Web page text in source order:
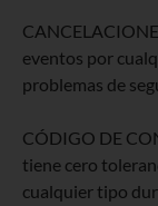
eventos por
problemas de
CÓDIGO DE
tiene cero
cualquier tipo